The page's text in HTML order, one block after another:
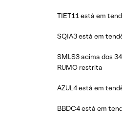
TIET11 está em
SQIA3 está em
SMLS3 acima dos
RUMO restrita
AZUL4 está em
BBDC4 está em